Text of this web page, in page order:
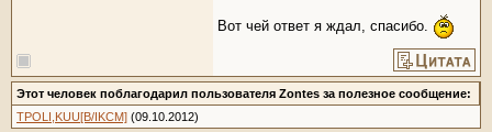
Вот чей ответ я ждал, спасибо.
Этот человек поблагодарил пользователя Zontes за полезное сообщение:
TPOLI,KUU[B/IKCM] (09.10.2012)